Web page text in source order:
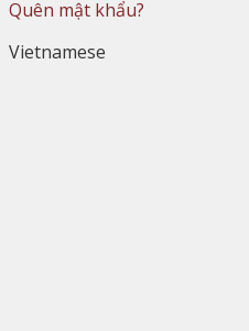
Quên mật khẩu?
Vietnamese